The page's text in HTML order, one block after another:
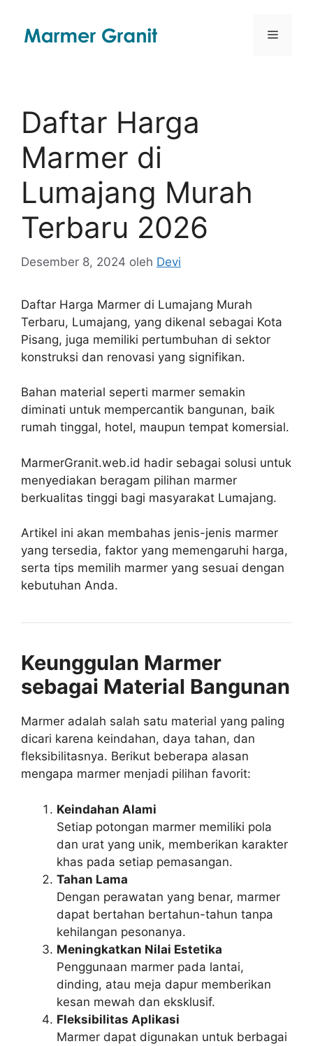
Menu
Daftar Harga
Marmer di
Lumajang Murah
Terbaru 2026
Desember 8, 2024 oleh Devi
Daftar Harga Marmer di Lumajang Murah
Terbaru, Lumajang, yang dikenal sebagai Kota
Pisang, juga memiliki pertumbuhan di sektor
konstruksi dan renovasi yang signifikan.
Bahan material seperti marmer semakin
diminati untuk mempercantik bangunan, baik
rumah tinggal, hotel, maupun tempat komersial.
MarmerGranit.web.id hadir sebagai solusi untuk
menyediakan beragam pilihan marmer
berkualitas tinggi bagi masyarakat Lumajang.
Artikel ini akan membahas jenis-jenis marmer
yang tersedia, faktor yang memengaruhi harga,
serta tips memilih marmer yang sesuai dengan
kebutuhan Anda.
Keunggulan Marmer
sebagai Material Bangunan
Marmer adalah salah satu material yang paling
dicari karena keindahan, daya tahan, dan
fleksibilitasnya. Berikut beberapa alasan
mengapa marmer menjadi pilihan favorit:
Keindahan Alami
Setiap potongan marmer memiliki pola
dan urat yang unik, memberikan karakter
khas pada setiap pemasangan.
Tahan Lama
Dengan perawatan yang benar, marmer
dapat bertahan bertahun-tahun tanpa
kehilangan pesonanya.
Meningkatkan Nilai Estetika
Penggunaan marmer pada lantai,
dinding, atau meja dapur memberikan
kesan mewah dan eksklusif.
Fleksibilitas Aplikasi
Marmer dapat digunakan untuk berbagai